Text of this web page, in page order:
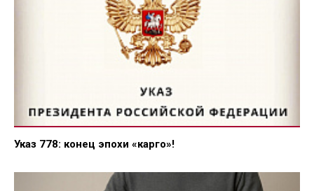
Указ 778: конец эпохи «карго»!